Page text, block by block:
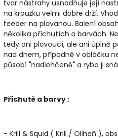
tvar nástrahy usnadňuje její
na kroužku velmi dobře drží.
feeder na plavanou. Balení
několika příchutích a barvách.
tedy ani plovoucí, ale ani úplně
nad dnem, případně v obláčku
působí "nadlehčeně" a ryba ji
Příchutě a barvy :
- Krill & Squid ( Krill / Oliheň ),